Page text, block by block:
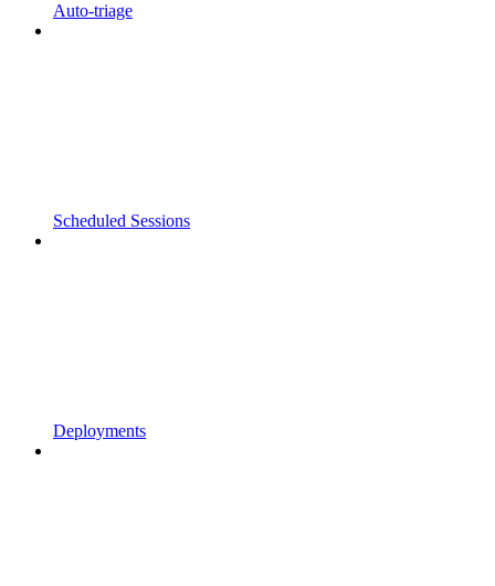
Auto-triage
Scheduled Sessions
Deployments